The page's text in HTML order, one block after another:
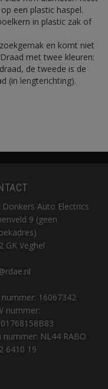
een plastic haspel.
in plastic zak of
en komt niet
met twee kleuren:
de tweede is de
(in lengterichting).
Donkers Auto Electrics
9 (geen
GK Veghel
nummer: 16067342
nummer:
nummer: NL44 RABO
6410 19